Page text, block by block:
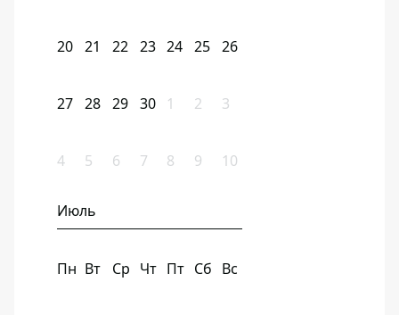
20 21 22 23 24 25 26
27 28 29 30 1 2 3
4 5 6 7 8 9 10
Июль
Пн Вт Ср Чт Пт Сб Вс